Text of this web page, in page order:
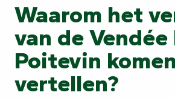
Waarom het
van de
Poitevin komen
vertellen?